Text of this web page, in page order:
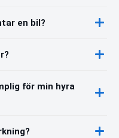
en bil?
för min hyra